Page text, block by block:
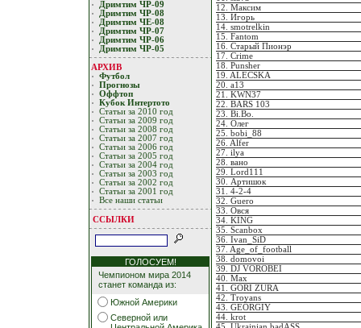
Дримтим ЧР-09
Дримтим ЧР-08
Дримтим ЧЕ-08
Дримтим ЧР-07
Дримтим ЧР-06
Дримтим ЧР-05
АРХИВ
Футбол
Прогнозы
Оффтоп
Кубoк Интертoтo
Статьи за 2010 год
Статьи за 2009 год
Статьи за 2008 год
Статьи за 2007 год
Статьи за 2006 год
Статьи за 2005 год
Статьи за 2004 год
Статьи за 2003 год
Статьи за 2002 год
Статьи за 2001 год
Все наши статьи
ССЫЛКИ
ГОЛОСУЕМ!
Чемпионом мира 2014
станет команда из:
Южной Америки
Северной или
12. Максим
13. Игорь
14. smotrelkin
15. Fantom
16. Старый Пионэр
17. Crime
18. Punsher
19. ALECSKA
20. а13
21. KWN37
22. BARS 103
23. Bi.Bo.
24. Олег
25. bobi_88
26. Alfer
27. ilya
28. вано
29. Lord111
30. Артишок
31. 4-2-4
32. Guero
33. Овся
34. KING
35. Scanbox
36. Ivan_SiD
37. Age_of_football
38. domovoi
39. DJ VOROBEI
40. Max
41. GORI ZURA
42. Troyans
43. GEORGIY
44. krot